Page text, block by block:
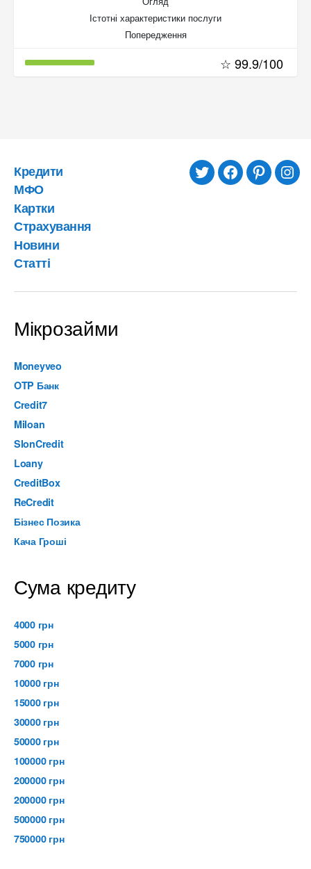
Істотні характеристики послуги
Попередження
☆ 99.9/100
Кредити
МФО
Картки
Страхування
Новини
Статті
twitterfacebookpinterest
Мікрозайми
Moneyveo
OTP Банк
Credit7
Miloan
SlonCredit
Loany
CreditBox
ReCredit
Бізнес Позика
Кача Гроші
Сума кредиту
4000 грн
5000 грн
7000 грн
10000 грн
15000 грн
30000 грн
50000 грн
100000 грн
200000 грн
200000 грн
500000 грн
750000 грн